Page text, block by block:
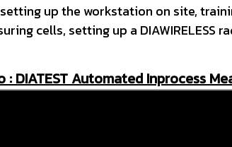
up the workstation on site,
cells, setting up a DIAWIRELESS
: DIATEST Automated Inprocess